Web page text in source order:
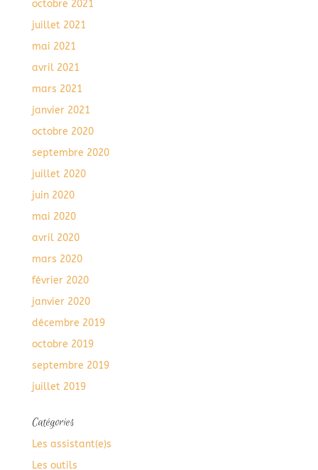
octobre 2021
juillet 2021
mai 2021
avril 2021
mars 2021
janvier 2021
octobre 2020
septembre 2020
juillet 2020
juin 2020
mai 2020
avril 2020
mars 2020
février 2020
janvier 2020
décembre 2019
octobre 2019
septembre 2019
juillet 2019
Catégories
Les assistant(e)s
Les outils